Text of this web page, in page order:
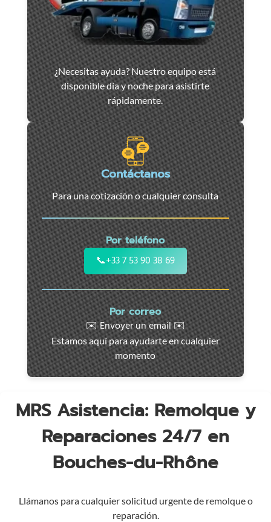
Asistencia
y
remolque
de
coches
en
Marsella
-
Servicio
24/7
para
coches,
motos
y
vehículos
utilitarios.
Intervención
rápida
en
toda
la
región
¿Necesitas ayuda? Nuestro equipo está
disponible día y noche para asistirte
rápidamente.
Contáctanos
Para una cotización o cualquier consulta
Por teléfono
📞+33 7 53 90 38 69
Por correo
✉️ Envoyer un email ✉️
Estamos aquí para ayudarte en cualquier
momento
MRS Asistencia: Remolque y
Reparaciones 24/7 en
Bouches-du-Rhône
Llámanos para cualquier solicitud urgente de remolque o
reparación.